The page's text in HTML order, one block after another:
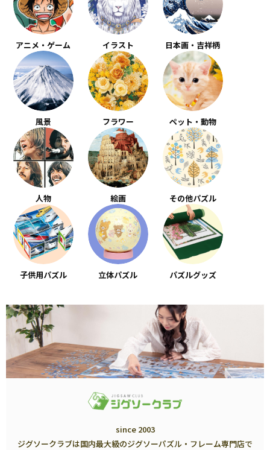
アニメ・ゲーム イラスト 日本画・吉祥柄
風景 フラワー ペット・動物
人物 絵画 その他パズル
子供用パズル 立体パズル パズルグッズ
since 2003
ジグソークラブは国内最大級のジグソーパズル・フレーム専門店で